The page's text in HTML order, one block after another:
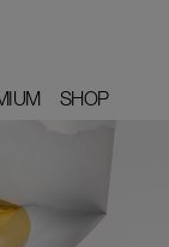
SHOP
SHOP